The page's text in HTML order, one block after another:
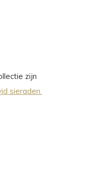
zijn
sieraden.